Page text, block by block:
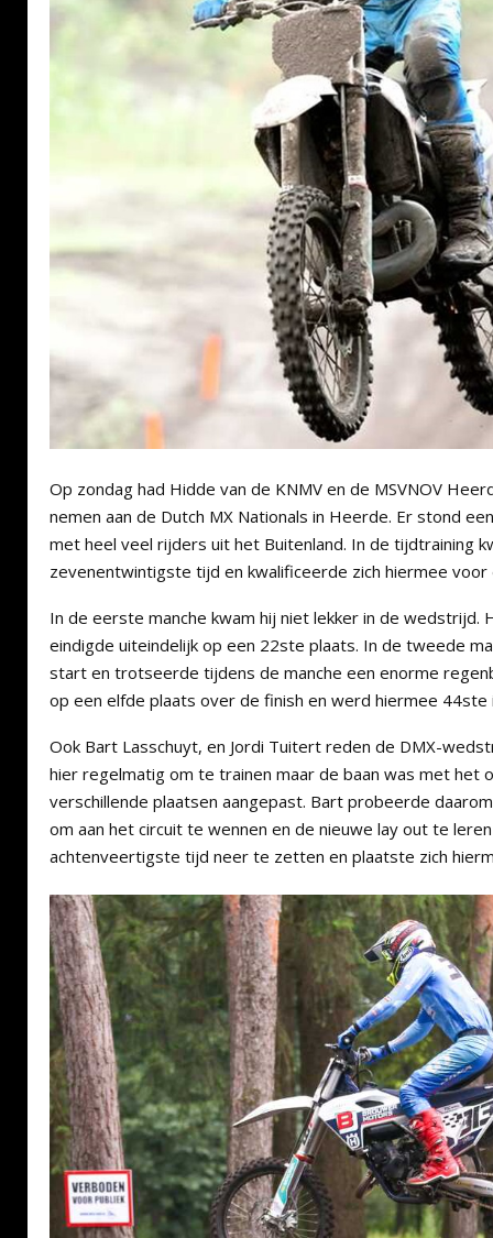
Op zondag had Hidde van de KNMV en de MSVNOV
nemen aan de Dutch MX Nationals in Heerde. Er stond
met heel veel rijders uit het Buitenland. In de tijdtraining
zevenentwintigste tijd en kwalificeerde zich hiermee voor
In de eerste manche kwam hij niet lekker in de wedstrijd.
eindigde uiteindelijk op een 22ste plaats. In de tweede
start en trotseerde tijdens de manche een enorme
op een elfde plaats over de finish en werd hiermee 44ste
Ook Bart Lasschuyt, en Jordi Tuitert reden de DMX-
hier regelmatig om te trainen maar de baan was met het
verschillende plaatsen aangepast. Bart probeerde
om aan het circuit te wennen en de nieuwe lay out te
achtenveertigste tijd neer te zetten en plaatste zich